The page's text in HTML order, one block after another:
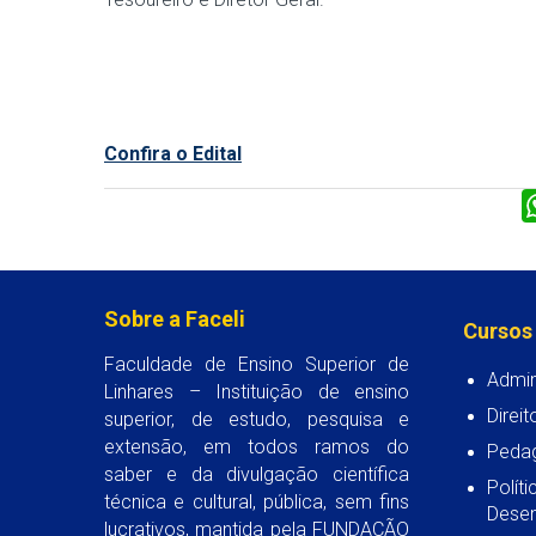
Confira o Edital
Sobre a Faceli
Faculdade de Ensino Superior de
Linhares – Instituição de ensino
superior, de estudo, pesquisa e
extensão, em todos ramos do
saber e da divulgação científica
técnica e cultural, pública, sem fins
lucrativos, mantida pela FUNDAÇÃO
Cursos